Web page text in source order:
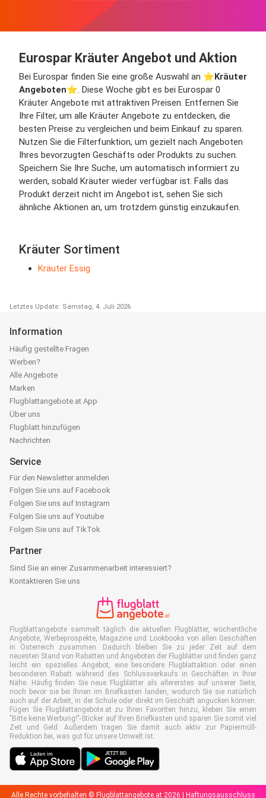
Eurospar Kräuter Angebot und Aktion
Bei Eurospar finden Sie eine große Auswahl an ⭐️ Kräuter
Angeboten⭐️. Diese Woche gibt es bei Eurospar 0
Kräuter Angebote mit attraktiven Preisen. Entfernen Sie
Ihre Filter, um alle Kräuter Angebote zu entdecken, die
besten Preise zu vergleichen und beim Einkauf zu sparen.
Nutzen Sie die Filterfunktion, um gezielt nach Angeboten
Ihres bevorzugten Geschäfts oder Produkts zu suchen.
Speichern Sie Ihre Suche, um automatisch informiert zu
werden, sobald Kräuter wieder verfügbar ist. Falls das
Produkt derzeit nicht im Angebot ist, sehen Sie sich
ähnliche Aktionen an, um trotzdem günstig einzukaufen.
Kräuter Sortiment
Kräuter Essig
Letztes Update: Samstag, 4. Juli 2026
Information
Häufig gestellte Fragen
Werben?
Alle Angebote
Marken
Flugblattangebote.at App
Über uns
Flugblatt hinzufügen
Nachrichten
Service
Für den Newsletter anmelden
Folgen Sie uns auf Facebook
Folgen Sie uns auf Instagram
Folgen Sie uns auf Youtube
Folgen Sie uns auf TikTok
Partner
Sind Sie an einer Zusammenarbeit interessiert?
Kontaktieren Sie uns
Flugblattangebote sammelt täglich die aktuellen Flugblätter, wöchentliche
Angebote, Werbeprospekte, Magazine und Lookbooks von allen Geschäften
in Österreich zusammen. Dadurch bleiben Sie zu jeder Zeit auf dem
neuesten Stand von Rabatten und Angeboten der Flugblätter und finden ganz
leicht ein spezielles Angebot, eine besondere Flugblattaktion oder einen
besonderen Rabatt während des Schlussverkaufs in Geschäften in Ihrer
Nähe. Häufig finden Sie neue Flugblätter als allererstes auf unserer Seite,
noch bevor sie bei Ihnen im Briefkasten landen, wodurch Sie sie natürlich
auch auf der Arbeit, in der Schule oder direkt im Geschäft angucken können.
Fügen Sie Flugblattangebote.at zu Ihren Favoriten hinzu, kleben Sie einen
"Bitte keine Werbung!"-Sticker auf Ihren Briefkasten und sparen Sie somit viel
Zeit und Geld. Außerdem tragen Sie damit auch aktiv zur Papiermüll-
Reduktion bei, was gut für unsere Umwelt ist.
Alle Rechte vorbehalten © Flugblattangebote.at 2026 | Haftungsausschluss